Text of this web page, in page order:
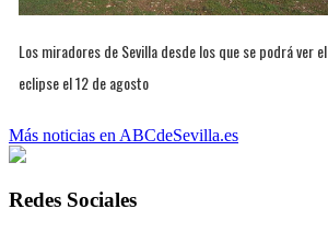
Los miradores de Sevilla desde los que se podrá ver el
eclipse el 12 de agosto
Más noticias en ABCdeSevilla.es
Redes Sociales